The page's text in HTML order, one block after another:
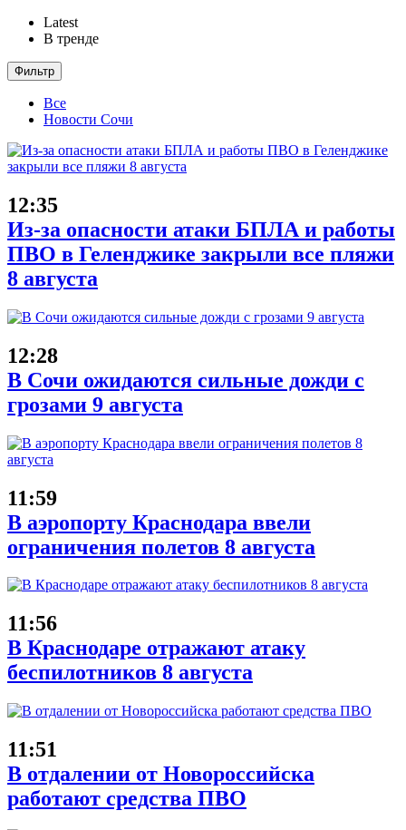
Latest
В тренде
Фильтр
Все
Новости Сочи
12:35
Из-за опасности атаки БПЛА и работы
ПВО в Геленджике закрыли все пляжи
8 августа
12:28
В Сочи ожидаются сильные дожди с
грозами 9 августа
11:59
В аэропорту Краснодара ввели
ограничения полетов 8 августа
11:56
В Краснодаре отражают атаку
беспилотников 8 августа
11:51
В отдалении от Новороссийска
работают средства ПВО